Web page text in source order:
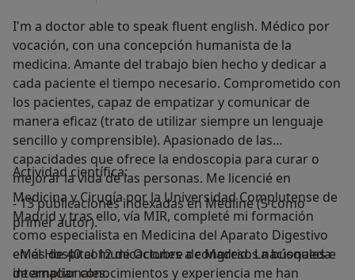
I'm a doctor able to speak fluent english. Médico por
vocación, con una concepción humanista de la
medicina. Amante del trabajo bien hecho y dedicar a
cada paciente el tiempo necesario. Comprometido con
los pacientes, capaz de empatizar y comunicar de
manera eficaz (trato de utilizar siempre un lenguaje
sencillo y comprensible). Apasionado de las
capacidades que ofrece la endoscopia para curar o
mejorar la vida de las personas. Me licencié en
Medicina y Cirugía por la Universidad Complutense de
Madrid y tras ello, vía MIR, completé mi formación
como especialista en Medicina del Aparato Digestivo
en el Hospital 12 de Octubre de Madrid. La búsqueda
de ampliar conocimientos y experiencia me han
Actividad científica:
- 13 publicaciones indexadas en Medline (5 como
primer autor).
- Más de 40 comunicaciones a congresos nacionales e
internacionales.